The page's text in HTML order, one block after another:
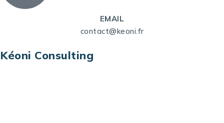
EMAIL
contact@keoni.fr
Kéoni Consulting